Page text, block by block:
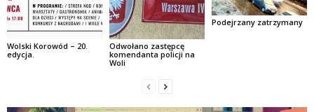
Wolski Korowód – 20.
edycja.
Odwołano zastępcę
komendanta policji na
Woli
Podejrzany zatrzymany